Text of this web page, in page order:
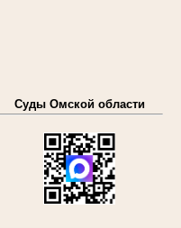
Суды Омской области